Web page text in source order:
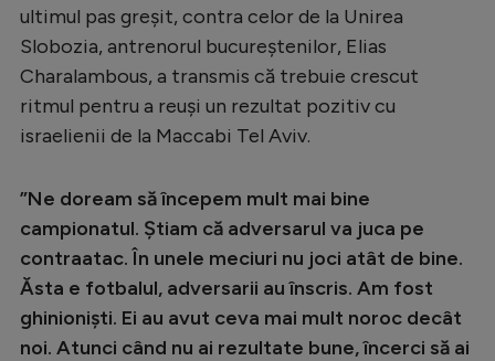
ultimul pas greșit, contra celor de la Unirea
Slobozia, antrenorul bucureștenilor, Elias
Charalambous, a transmis că trebuie crescut
ritmul pentru a reuși un rezultat pozitiv cu
israelienii de la Maccabi Tel Aviv.
”Ne doream să începem mult mai bine
campionatul. Știam că adversarul va juca pe
contraatac. În unele meciuri nu joci atât de bine.
Ăsta e fotbalul, adversarii au înscris. Am fost
ghinioniști. Ei au avut ceva mai mult noroc decât
noi. Atunci când nu ai rezultate bune, încerci să ai